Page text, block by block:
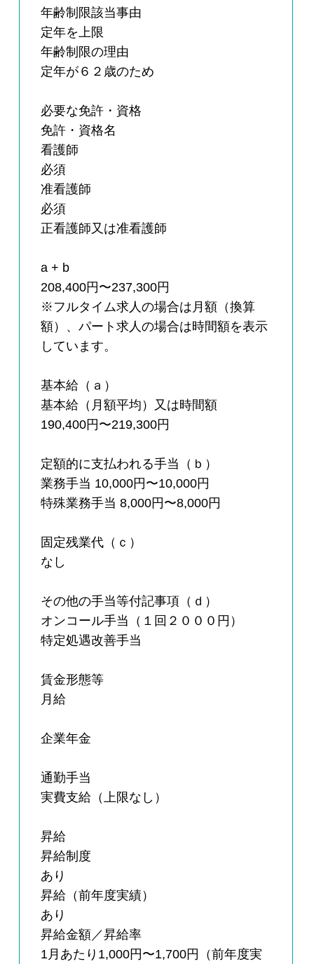
年齢制限該当事由
定年を上限
年齢制限の理由
定年が６２歳のため
必要な免許・資格
免許・資格名
看護師
必須
准看護師
必須
正看護師又は准看護師
a + b
208,400円〜237,300円
※フルタイム求人の場合は月額（換算
額）、パート求人の場合は時間額を表示
しています。
基本給（ａ）
基本給（月額平均）又は時間額
190,400円〜219,300円
定額的に支払われる手当（ｂ）
業務手当 10,000円〜10,000円
特殊業務手当 8,000円〜8,000円
固定残業代（ｃ）
なし
その他の手当等付記事項（ｄ）
オンコール手当（１回２０００円）
特定処遇改善手当
賃金形態等
月給
企業年金
通勤手当
実費支給（上限なし）
昇給
昇給制度
あり
昇給（前年度実績）
あり
昇給金額／昇給率
1月あたり1,000円〜1,700円（前年度実